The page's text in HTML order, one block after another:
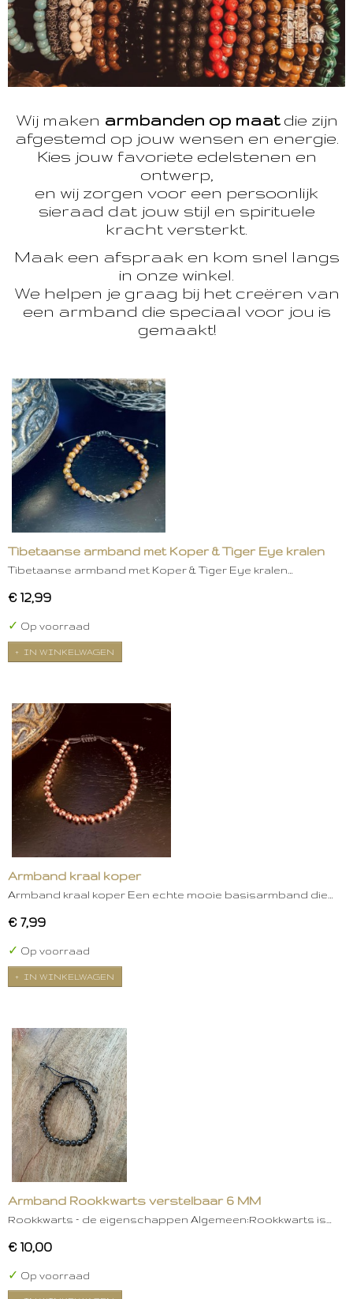
Wij maken armbanden op maatdie zijn
afgestemd op jouw wensen en energie.
Kies jouw favoriete edelstenen en
ontwerp,
en wij zorgen voor een persoonlijk
sieraad dat jouw stijl en spirituele
kracht versterkt.
Maak een afspraak en kom snel langs
in onze winkel.
We helpen je graag bij het creëren van
een armband die speciaal voor jou is
gemaakt!
Tibetaanse armband met Koper & Tiger Eye kralen
Tibetaanse armband met Koper & Tiger Eye kralen…
€ 12,99
✓ Op voorraad
IN WINKELWAGEN
Armband kraal koper
Armband kraal koper Een echte mooie basisarmband die…
€ 7,99
✓ Op voorraad
IN WINKELWAGEN
Armband Rookkwarts verstelbaar 6 MM
Rookkwarts – de eigenschappen Algemeen:Rookkwarts is…
€ 10,00
✓ Op voorraad